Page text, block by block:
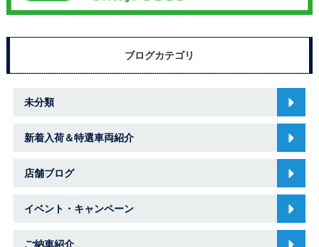
ブログカテゴリ
未分類
新着入荷＆特選車両紹介
店舗ブログ
イベント・キャンペーン
ご納車紹介